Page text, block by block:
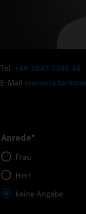
Tel. +49 3843 2345 45
E-Mail
Anrede*
Frau
Herr
keine Angabe